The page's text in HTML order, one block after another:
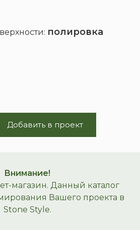
полировка
Добавить в проект
Внимание!
магазин. Данный каталог
Вашего проекта в
Stone Style.